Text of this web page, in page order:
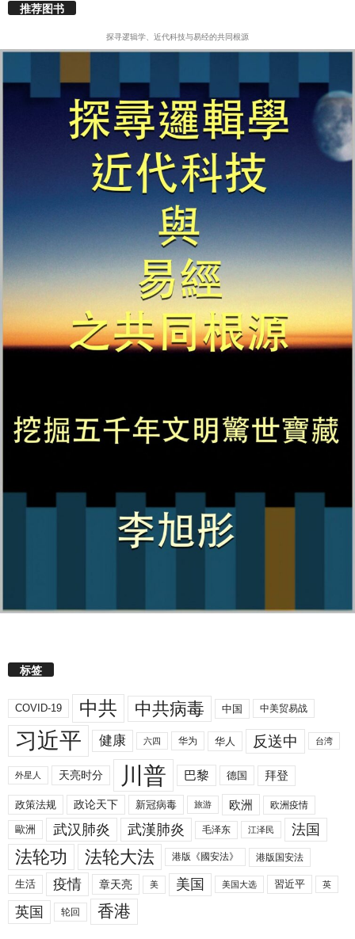
推荐图书
探寻逻辑学、近代科技与易经的共同根源
标签
COVID-19 中共 中共病毒 中国 中美贸易战
习近平 健康 六四 华为 华人 反送中 台湾
外星人 天亮时分 川普 巴黎 德国 拜登
政策法规 政论天下 新冠病毒 旅游 欧洲 欧洲疫情
歐洲 武汉肺炎 武漢肺炎 毛泽东 江泽民 法国
法轮功 法轮大法 港版《國安法》 港版国安法
生活 疫情 章天亮 美 美国 美国大选 習近平 英
英国 轮回 香港